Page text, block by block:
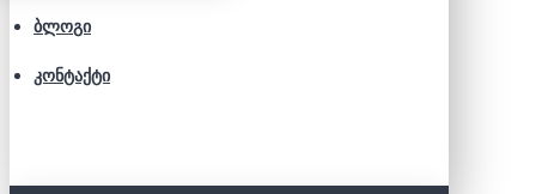
ᲑᲚᲝᲒᲘ
ᲙᲝᲜᲢᲐᲥᲢᲘ